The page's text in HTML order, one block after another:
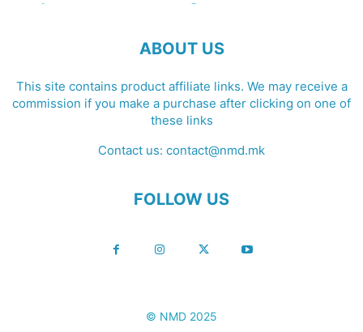
ABOUT US
This site contains product affiliate links. We may receive a
commission if you make a purchase after clicking on one of
these links
Contact us: contact@nmd.mk
FOLLOW US
© NMD 2025